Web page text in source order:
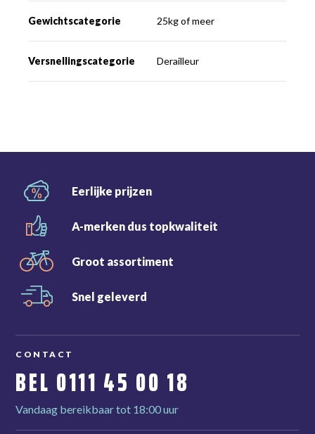
Gewichtscategorie 25kg of meer
Versnellingscategorie Derailleur
Eerlijke prijzen
A-merken dus topkwaliteit
Groot assortiment
Snel geleverd
CONTACT
BEL 0111 45 00 18
Vandaag bereikbaar tot 18:00 uur